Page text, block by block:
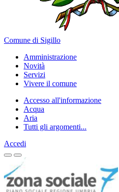
Comune di Sigillo
Amministrazione
Novità
Servizi
Vivere il comune
Accesso all'informazione
Acqua
Aria
Tutti gli argomenti...
Accedi
Homepage